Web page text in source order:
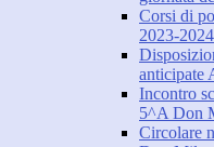
Corsi di
2023-2024
anticipate
Incontro
5^A Don
Circolare